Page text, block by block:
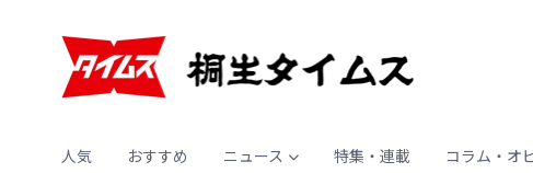
人気 おすすめ ニュース 特集・連載 コラム・オ